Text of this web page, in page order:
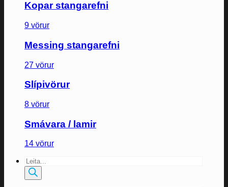
Kopar stangarefni
9 vörur
Messing stangarefni
27 vörur
Slípivörur
8 vörur
Smávara / lamir
14 vörur
Products
search